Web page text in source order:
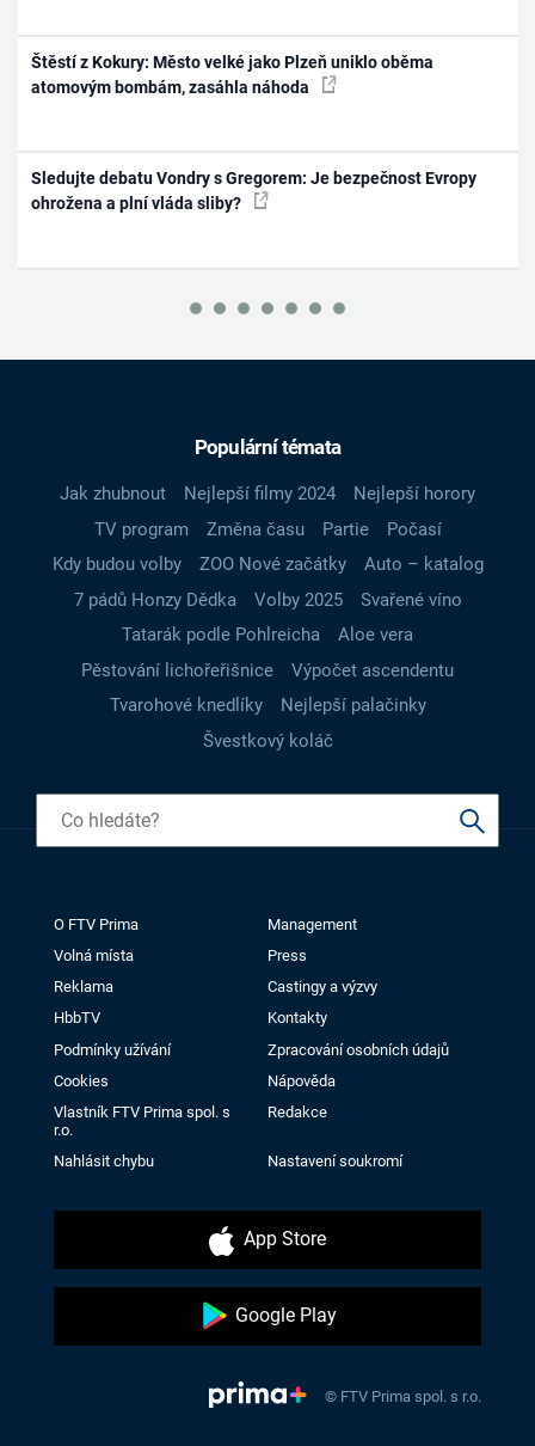
Štěstí z Kokury: Město velké jako Plzeň uniklo oběma
atomovým bombám, zasáhla náhoda
Sledujte debatu Vondry s Gregorem: Je bezpečnost Evropy
ohrožena a plní vláda sliby?
Populární témata
Jak zhubnout Nejlepší filmy 2024
Nejlepší horory
TV program
Změna času Partie
Počasí
Kdy budou volby
ZOO Nové začátky
Auto – katalog
7 pádů Honzy Dědka
Volby 2025
Svařené víno
Tatarák podle Pohlreicha
Aloe vera
Pěstování lichořeřišnice
Výpočet ascendentu
Tvarohové knedlíky
Nejlepší palačinky
Švestkový koláč
O FTV Prima
Management
Volná místa
Press
Reklama
Castingy a výzvy
HbbTV
Kontakty
Podmínky užívání
Zpracování osobních údajů
Cookies
Nápověda
Vlastník FTV Prima spol. s
r.o.
Redakce
Nahlásit chybu Nastavení soukromí
App Store
Google Play
© FTV Prima spol. s r.o.